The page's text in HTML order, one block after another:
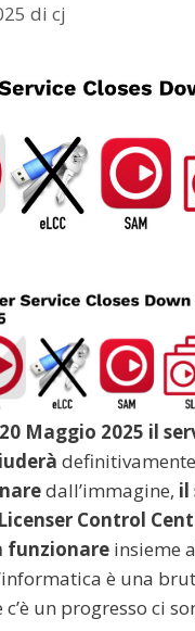
di cj
20 Maggio 2025 il
dall’immagine, il
Control
funzionare insieme
è una
un progresso ci